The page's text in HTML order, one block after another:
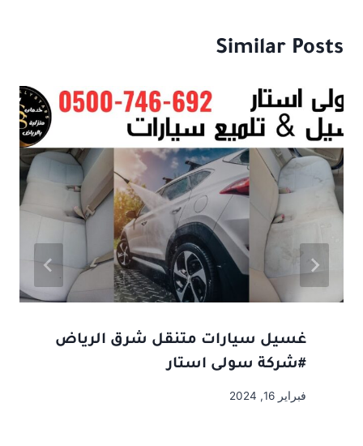
Similar Posts
غسيل سيارات متنقل شرق الرياض
#شركة سولى استار
فبراير 16, 2024